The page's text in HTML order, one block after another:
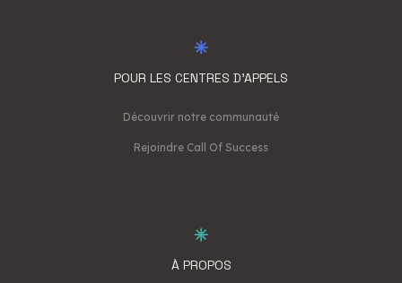
POUR LES CENTRES D'APPELS
Découvrir notre communauté
Rejoindre Call Of Success
À PROPOS